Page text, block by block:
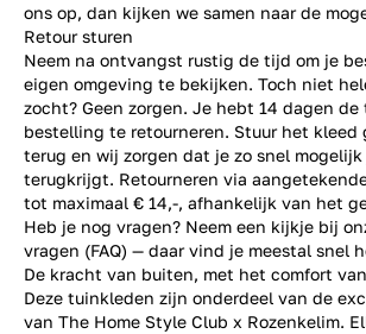
ons op, dan kijken we samen naar de
Retour sturen
Neem na ontvangst rustig de tijd om je
eigen omgeving te bekijken. Toch niet
zocht? Geen zorgen. Je hebt 14 dagen de
bestelling te retourneren. Stuur het kleed
terug en wij zorgen dat je zo snel
terugkrijgt. Retourneren via
tot maximaal € 14,-, afhankelijk van het
Heb je nog vragen? Neem een kijkje bij
vragen (FAQ) — daar vind je meestal snel
De kracht van buiten, met het comfort
Deze tuinkleden zijn onderdeel van de
van The Home Style Club x Rozenkelim.